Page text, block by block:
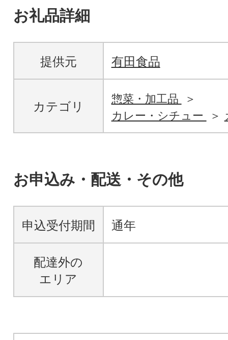
お礼品詳細
提供元 有田食品
カテゴリ
惣菜・加工品
カレー・シチュー
お申込み・配送・その他
申込受付期間 通年
配達外の
エリア